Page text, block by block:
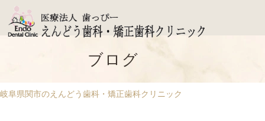
ブログ
岐阜県関市のえんどう歯科・矯正歯科クリニック